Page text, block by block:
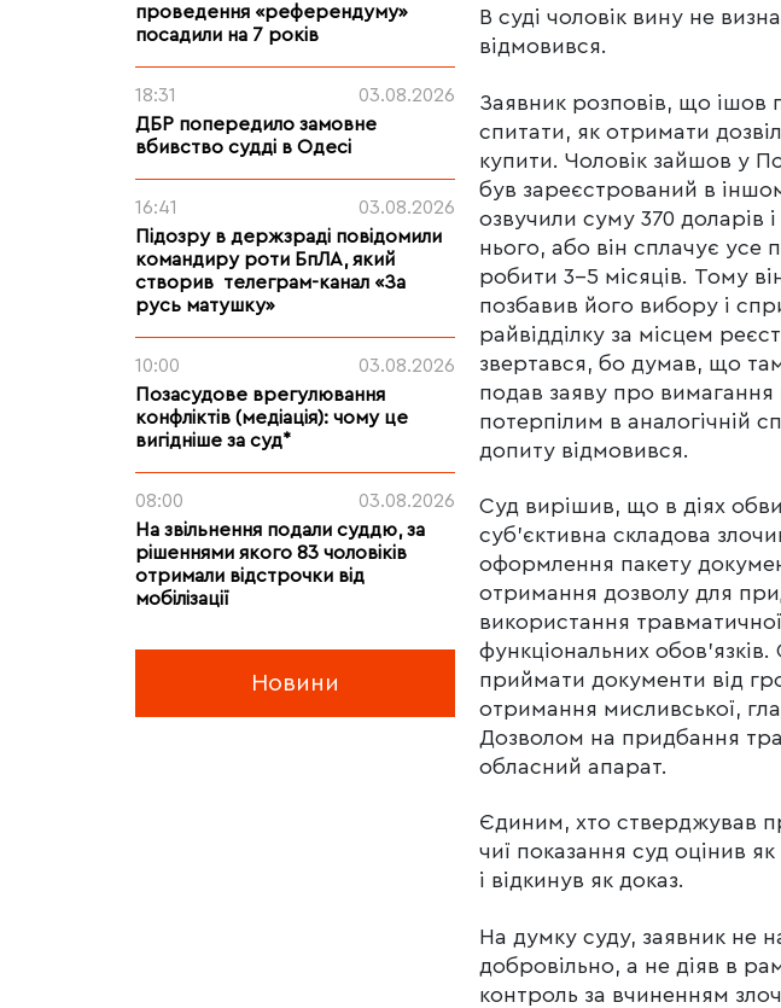
проведення «референдуму»
посадили на 7 років
18:31
03.08.2026
ДБР попередило замовне
вбивство судді в Одесі
16:41
03.08.2026
Підозру в держзраді повідомили
командиру роти БпЛА, який
створив телеграм-канал «За
русь матушку»
10:00
03.08.2026
Позасудове врегулювання
конфліктів (медіація): чому це
вигідніше за суд*
08:00
03.08.2026
На звільнення подали суддю, за
рішеннями якого 83 чоловіків
отримали відстрочки від
мобілізації
Новини
В суді чоловік вину не
відмовився.
Заявник розповів, що ішов
спитати, як отримати
купити. Чоловік зайшов у
був зареєстрований в
озвучили суму 370 доларів
нього, або він сплачує усе
робити 3-5 місяців. Тому
позбавив його вибору і
райвідділку за місцем
звертався, бо думав, що
подав заяву про
потерпілим в аналогічній
допиту відмовився.
Суд вирішив, що в діях
суб’єктивна складова
оформлення пакету
отримання дозволу для
використання
функціональних
приймати документи від
отримання мисливської,
Дозволом на придбання
обласний апарат.
Єдиним, хто стверджував
чиї показання суд оцінив
і відкинув як доказ.
На думку суду, заявник не
добровільно, а не діяв в
контроль за вчиненням